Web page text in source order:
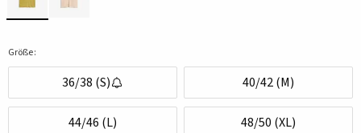
Größe:
36/38 (S) 40/42 (M)
44/46 (L) 48/50 (XL)